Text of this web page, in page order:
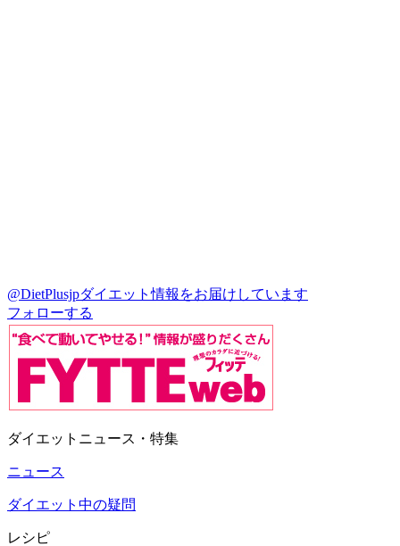
@DietPlusjpダイエット情報をお届けしています
フォローする
ダイエットニュース・特集
ニュース
ダイエット中の疑問
レシピ